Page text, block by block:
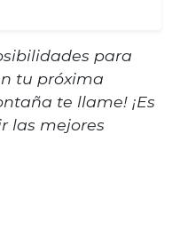
para
tu próxima
te llame! ¡Es
las mejores